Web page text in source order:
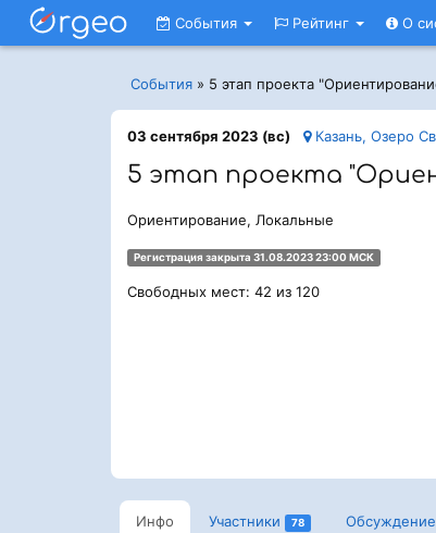
События Рейтинг О
События » 5 этап проекта
03 сентября 2023 (вс) Казань, Озеро
5 этап проекта
Ориентирование, Локальные
Регистрация закрыта 31.08.2023 23:00 МСК
Свободных мест: 42 из 120
Инфо Участники 78 Обсуждение